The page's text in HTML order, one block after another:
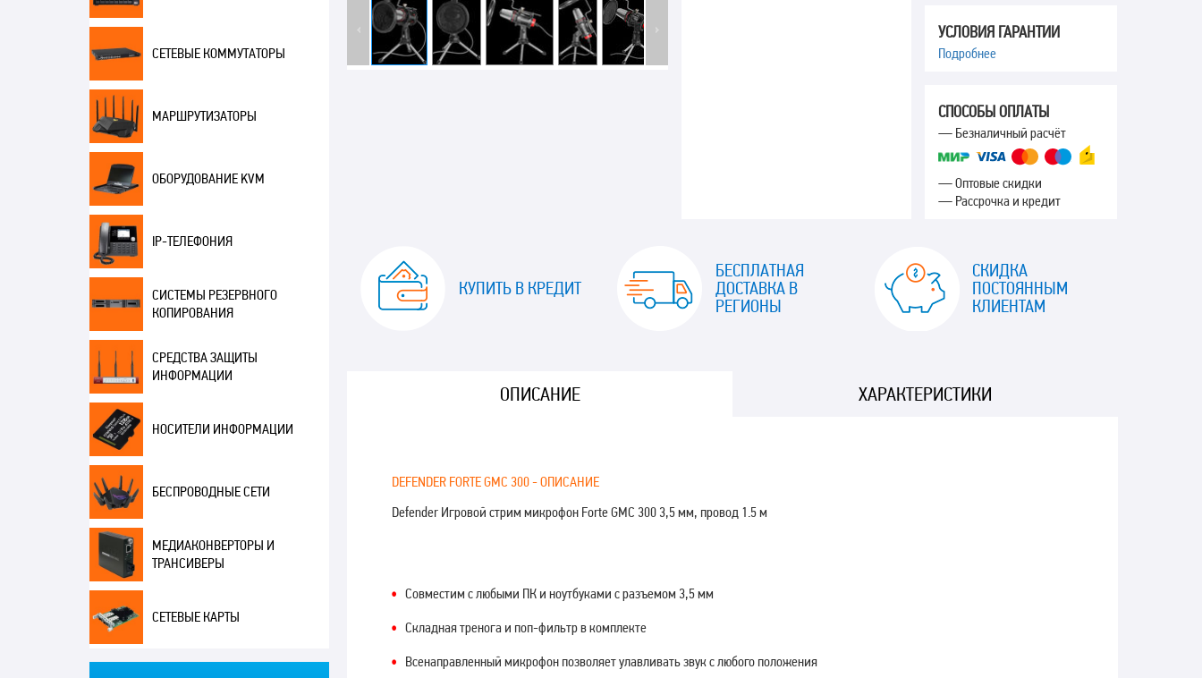
СЕТЕВЫЕ КОММУТАТОРЫ
МАРШРУТИЗАТОРЫ
ОБОРУДОВАНИЕ KVM
IP-ТЕЛЕФОНИЯ
СИСТЕМЫ РЕЗЕРВНОГО
КОПИРОВАНИЯ
СРЕДСТВА ЗАЩИТЫ
ИНФОРМАЦИИ
НОСИТЕЛИ ИНФОРМАЦИИ
БЕСПРОВОДНЫЕ СЕТИ
МЕДИАКОНВЕРТОРЫ И
ТРАНСИВЕРЫ
СЕТЕВЫЕ КАРТЫ
УСЛОВИЯ ГАРАНТИИ
Подробнее
СПОСОБЫ ОПЛАТЫ
— Безналичный расчёт
— Оптовые скидки
— Рассрочка и кредит
КУПИТЬ В КРЕДИТ
БЕСПЛАТНАЯ
ДОСТАВКА В
РЕГИОНЫ
СКИДКА
ПОСТОЯННЫМ
КЛИЕНТАМ
ОПИСАНИЕ ХАРАКТЕРИСТИКИ
DEFENDER FORTE GMC 300 - ОПИСАНИЕ
Defender Игровой стрим микрофон Forte GMC 300 3,5 мм, провод 1.5 м
Совместим с любыми ПК и ноутбуками с разъемом 3,5 мм
Складная тренога и поп-фильтр в комплекте
Всенаправленный микрофон позволяет улавливать звук с любого положения